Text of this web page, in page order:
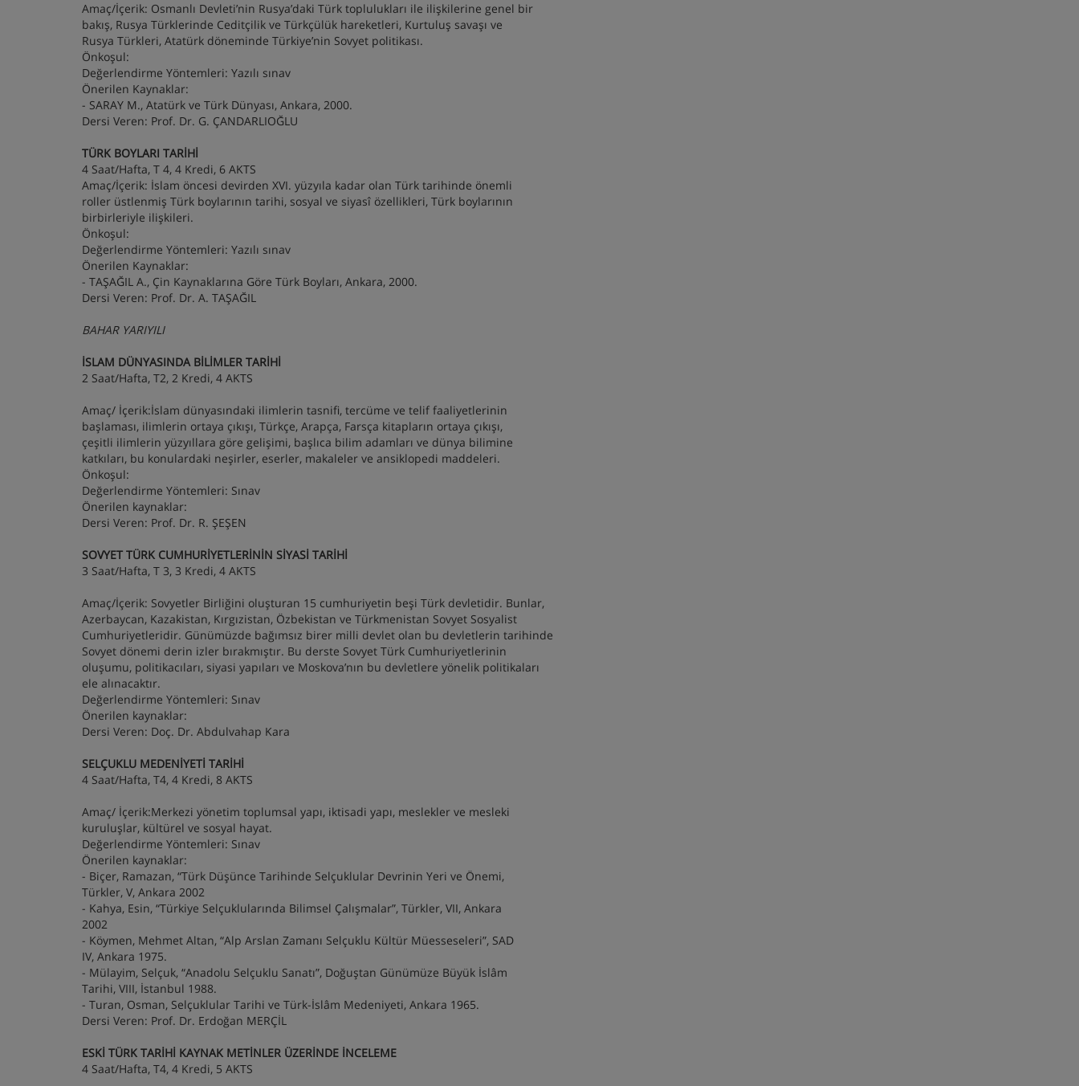
Amaç/İçerik: Osmanlı Devleti’nin Rusya’daki Türk toplulukları ile ilişkilerine genel bir
bakış, Rusya Türklerinde Ceditçilik ve Türkçülük hareketleri, Kurtuluş savaşı ve
Rusya Türkleri, Atatürk döneminde Türkiye’nin Sovyet politikası.
Önkoşul:
Değerlendirme Yöntemleri: Yazılı sınav
Önerilen Kaynaklar:
- SARAY M., Atatürk ve Türk Dünyası, Ankara, 2000.
Dersi Veren: Prof. Dr. G. ÇANDARLIOĞLU
TÜRK BOYLARI TARİHİ
4 Saat/Hafta, T 4, 4 Kredi, 6 AKTS
Amaç/İçerik: İslam öncesi devirden XVI. yüzyıla kadar olan Türk tarihinde önemli
roller üstlenmiş Türk boylarının tarihi, sosyal ve siyasî özellikleri, Türk boylarının
birbirleriyle ilişkileri.
Önkoşul:
Değerlendirme Yöntemleri: Yazılı sınav
Önerilen Kaynaklar:
- TAŞAĞIL A., Çin Kaynaklarına Göre Türk Boyları, Ankara, 2000.
Dersi Veren: Prof. Dr. A. TAŞAĞIL
BAHAR YARIYILI
İSLAM DÜNYASINDA BİLİMLER TARİHİ
2 Saat/Hafta, T2, 2 Kredi, 4 AKTS
Amaç/ İçerik:İslam dünyasındaki ilimlerin tasnifi, tercüme ve telif faaliyetlerinin
başlaması, ilimlerin ortaya çıkışı, Türkçe, Arapça, Farsça kitapların ortaya çıkışı,
çeşitli ilimlerin yüzyıllara göre gelişimi, başlıca bilim adamları ve dünya bilimine
katkıları, bu konulardaki neşirler, eserler, makaleler ve ansiklopedi maddeleri.
Önkoşul:
Değerlendirme Yöntemleri: Sınav
Önerilen kaynaklar:
Dersi Veren: Prof. Dr. R. ŞEŞEN
SOVYET TÜRK CUMHURİYETLERİNİN SİYASİ TARİHİ
3 Saat/Hafta, T 3, 3 Kredi, 4 AKTS
Amaç/İçerik: Sovyetler Birliğini oluşturan 15 cumhuriyetin beşi Türk devletidir. Bunlar,
Azerbaycan, Kazakistan, Kırgızistan, Özbekistan ve Türkmenistan Sovyet Sosyalist
Cumhuriyetleridir. Günümüzde bağımsız birer milli devlet olan bu devletlerin tarihinde
Sovyet dönemi derin izler bırakmıştır. Bu derste Sovyet Türk Cumhuriyetlerinin
oluşumu, politikacıları, siyasi yapıları ve Moskova’nın bu devletlere yönelik politikaları
ele alınacaktır.
Değerlendirme Yöntemleri: Sınav
Önerilen kaynaklar:
Dersi Veren: Doç. Dr. Abdulvahap Kara
SELÇUKLU MEDENİYETİ TARİHİ
4 Saat/Hafta, T4, 4 Kredi, 8 AKTS
Amaç/ İçerik:Merkezi yönetim toplumsal yapı, iktisadi yapı, meslekler ve mesleki
kuruluşlar, kültürel ve sosyal hayat.
Değerlendirme Yöntemleri: Sınav
Önerilen kaynaklar:
- Biçer, Ramazan, “Türk Düşünce Tarihinde Selçuklular Devrinin Yeri ve Önemi,
Türkler, V, Ankara 2002
- Kahya, Esin, “Türkiye Selçuklularında Bilimsel Çalışmalar”, Türkler, VII, Ankara
2002
- Köymen, Mehmet Altan, “Alp Arslan Zamanı Selçuklu Kültür Müesseseleri”, SAD
IV, Ankara 1975.
- Mülayim, Selçuk, “Anadolu Selçuklu Sanatı”, Doğuştan Günümüze Büyük İslâm
Tarihi, VIII, İstanbul 1988.
- Turan, Osman, Selçuklular Tarihi ve Türk-İslâm Medeniyeti, Ankara 1965.
Dersi Veren: Prof. Dr. Erdoğan MERÇİL
ESKİ TÜRK TARİHİ KAYNAK METİNLER ÜZERİNDE İNCELEME
4 Saat/Hafta, T4, 4 Kredi, 5 AKTS